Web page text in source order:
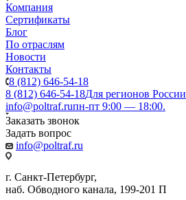
Компания
Сертификаты
Блог
По отраслям
Новости
Контакты
8 (812) 646-54-18
8 (812) 646-54-18Для регионов России
info@poltraf.ruпн-пт 9:00 — 18:00.
Заказать звонок
Задать вопрос
info@poltraf.ru
г. Санкт-Петербург,
наб. Обводного канала, 199-201 П